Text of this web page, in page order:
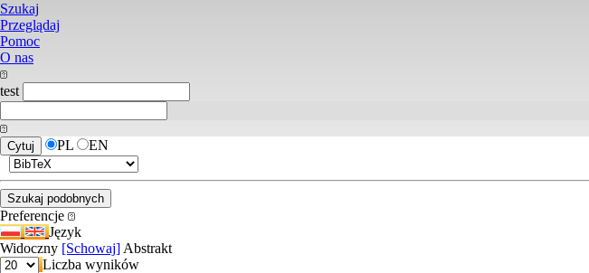
Szukaj
Przeglądaj
Pomoc
O nas
test
PL EN
Preferencje
Język
Widoczny [Schowaj] Abstrakt
Liczba wyników